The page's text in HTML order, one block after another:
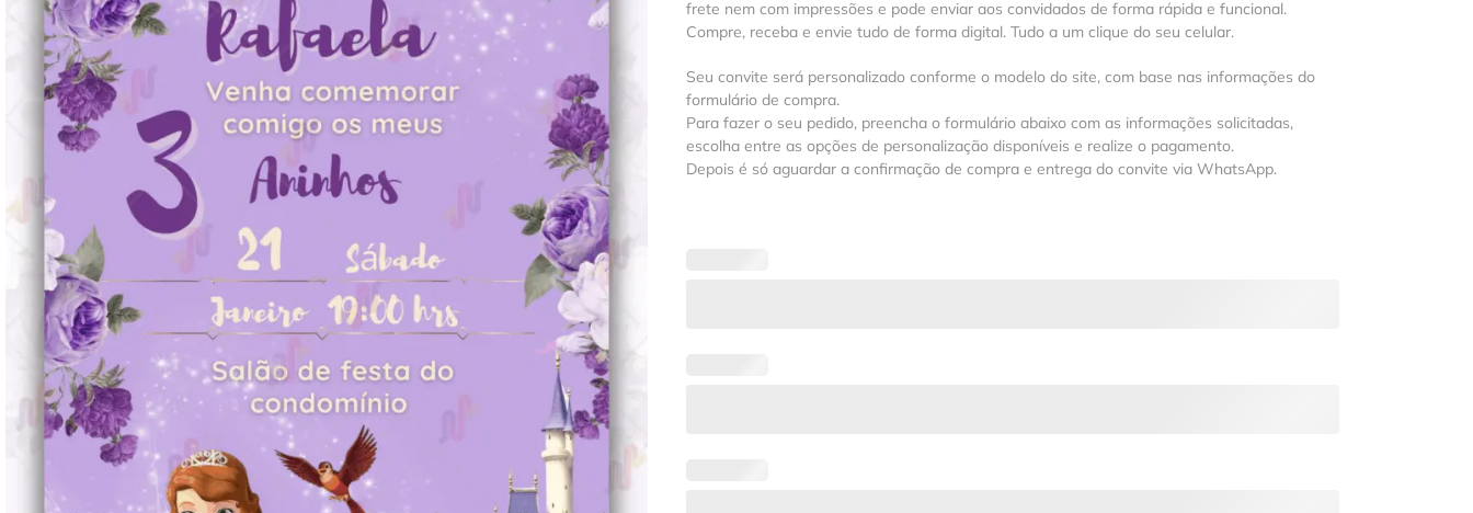
frete nem com impressões e pode enviar aos convidados de forma rápida e funcional.
Compre, receba e envie tudo de forma digital. Tudo a um clique do seu celular.
Seu convite será personalizado conforme o modelo do site, com base nas informações do
formulário de compra.
Para fazer o seu pedido, preencha o formulário abaixo com as informações solicitadas,
escolha entre as opções de personalização disponíveis e realize o pagamento.
Depois é só aguardar a confirmação de compra e entrega do convite via WhatsApp.